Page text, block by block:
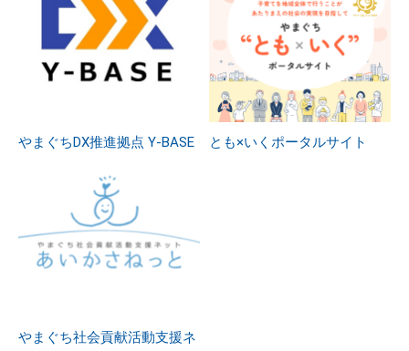
やまぐちDX推進拠点 Y-BASE とも×いくポータルサイト
やまぐち社会貢献活動支援ネ